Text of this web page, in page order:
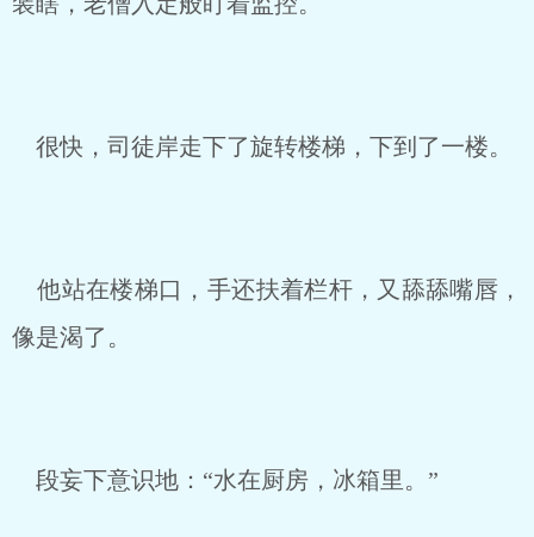
很快，司徒岸走下了旋转楼梯，下到了一楼。
他站在楼梯口，手还扶着栏杆，又舔舔嘴唇，
像是渴了。
段妄下意识地：“水在厨房，冰箱里。”